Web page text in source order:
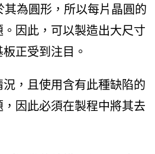
為圓形，所以每片晶圓的
因此，可以製造出大尺寸
正受到注目。
，且使用含有此種缺陷的
因此必須在製程中將其去